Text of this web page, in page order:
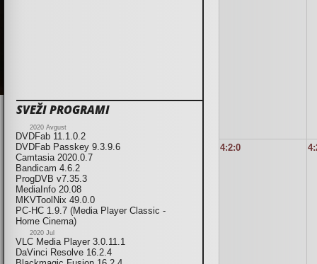
SVEŽI PROGRAMI
2020 Avgust
DVDFab 11.1.0.2
DVDFab Passkey 9.3.9.6
Camtasia 2020.0.7
Bandicam 4.6.2
ProgDVB v7.35.3
MediaInfo 20.08
MKVToolNix 49.0.0
PC-HC 1.9.7 (Media Player Classic -
Home Cinema)
2020 Jul
VLC Media Player 3.0.11.1
DaVinci Resolve 16.2.4
4:2:0